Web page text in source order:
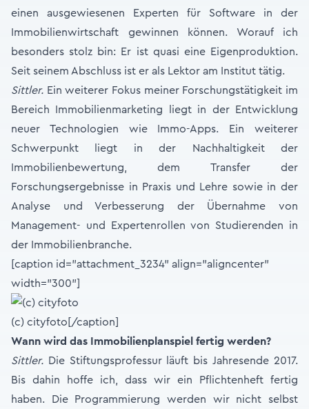
einen ausgewiesenen Experten für Software in der
Immobilienwirtschaft gewinnen können. Worauf ich
besonders stolz bin: Er ist quasi eine Eigenproduktion.
Seit seinem Abschluss ist er als Lektor am Institut tätig.
Sittler. Ein weiterer Fokus meiner Forschungstätigkeit im
Bereich Immobilienmarketing liegt in der Entwicklung
neuer Technologien wie Immo-Apps. Ein weiterer
Schwerpunkt liegt in der Nachhaltigkeit der
Immobilienbewertung, dem Transfer der
Forschungsergebnisse in Praxis und Lehre sowie in der
Analyse und Verbesserung der Übernahme von
Management- und Expertenrollen von Studierenden in
der Immobilienbranche.
[caption id="attachment_3234" align="aligncenter"
width="300"]
(c) cityfoto[/caption]
Wann wird das Immobilienplanspiel fertig werden?
Sittler. Die Stiftungsprofessur läuft bis Jahresende 2017.
Bis dahin hoffe ich, dass wir ein Pflichtenheft fertig
haben. Die Programmierung werden wir nicht selbst